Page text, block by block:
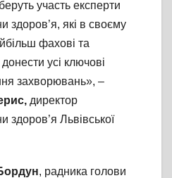
участь експерти
здоров’я, які в своєму
фахові та
усі ключові
захворювань», –
директор
здоров’я Львівської
, радника голови